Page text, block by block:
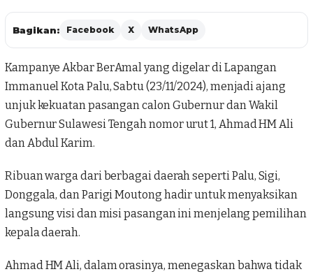
Bagikan: Facebook X WhatsApp
Kampanye Akbar BerAmal yang digelar di Lapangan
ImmanuelKota Palu, Sabtu (23/11/2024), menjadi ajang
unjuk kekuatan pasangan calon Gubernur dan Wakil
Gubernur Sulawesi Tengah nomor urut 1, Ahmad HM Ali
dan Abdul Karim.
Ribuan warga dari berbagai daerah seperti Palu, Sigi,
Donggala, dan Parigi Moutong hadir untuk menyaksikan
langsung visi dan misi pasangan ini menjelang pemilihan
kepala daerah.
Ahmad HM Ali, dalam orasinya, menegaskan bahwa tidak